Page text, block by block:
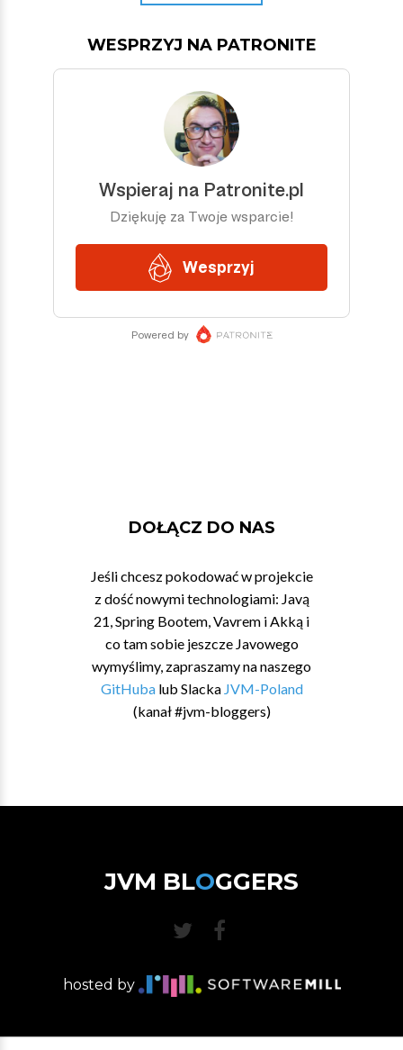
WESPRZYJ NA PATRONITE
DOŁĄCZ DO NAS
Jeśli chcesz pokodować w projekcie
z dość nowymi technologiami: Javą
21, Spring Bootem, Vavrem i Akką i
co tam sobie jeszcze Javowego
wymyślimy, zapraszamy na naszego
GitHubalub Slacka JVM-Poland
(kanał #jvm-bloggers)
JVM BLOGGERS
hosted by